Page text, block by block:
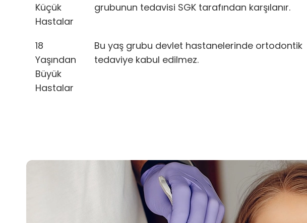
Küçük
Hastalar
grubunun tedavisi SGK tarafından karşılanır.
18
Yaşından
Büyük
Hastalar
Bu yaş grubu devlet hastanelerinde ortodontik
tedaviye kabul edilmez.